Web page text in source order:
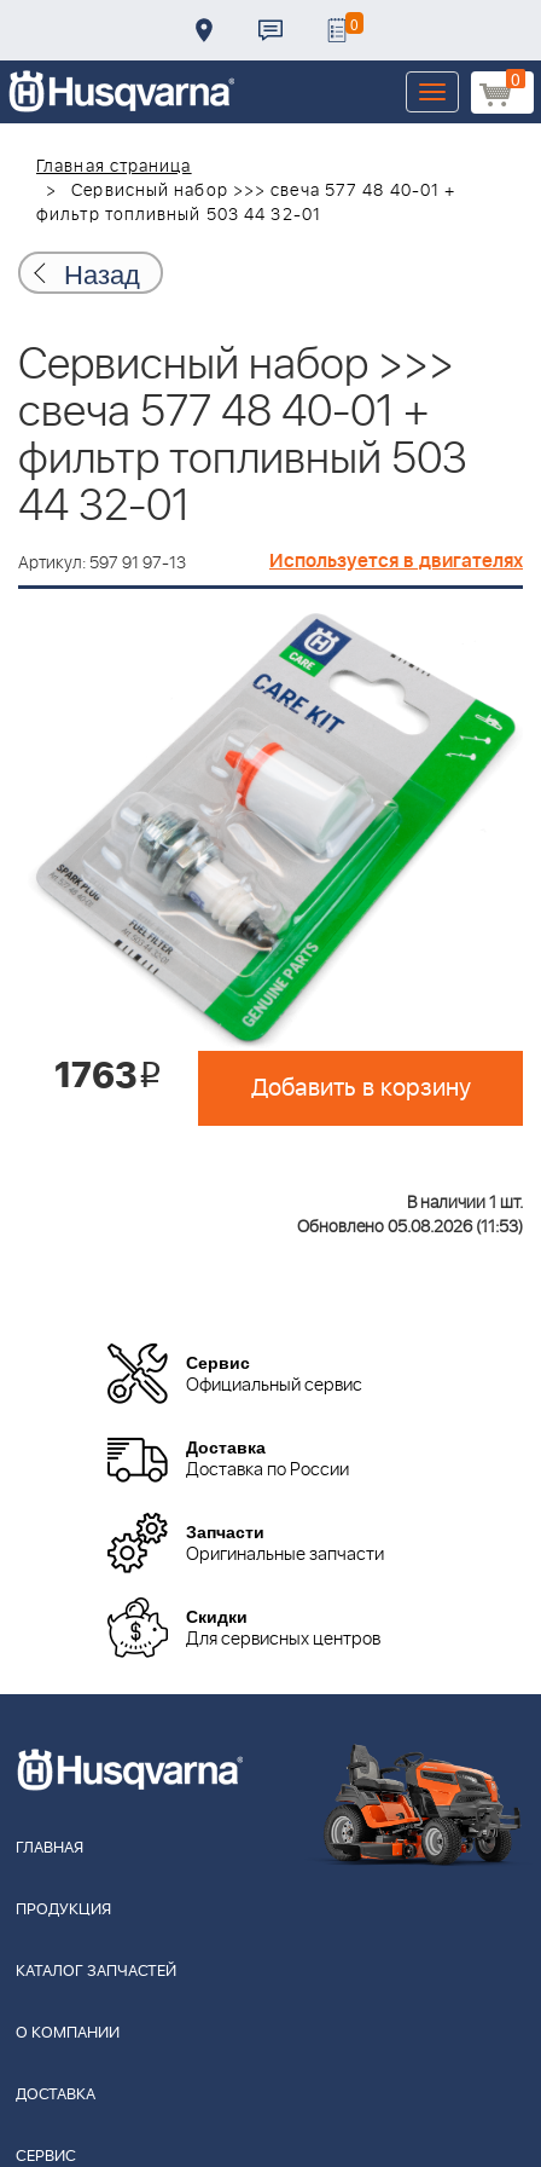
0
0
Toggle
navigation
Главная страница
Сервисный набор >>> свеча 577 48 40-01 +
фильтр топливный 503 44 32-01
Назад
Сервисный набор >>>
свеча 577 48 40-01 +
фильтр топливный 503
44 32-01
Артикул: 597 91 97-13 Используется в двигателях
1763i Добавить в корзину
В наличии 1 шт.
Обновлено 05.08.2026 (11:53)
Сервис
Официальный сервис
Доставка
Доставка по России
Запчасти
Оригинальные запчасти
Скидки
Для сервисных центров
ГЛАВНАЯ
ПРОДУКЦИЯ
КАТАЛОГ ЗАПЧАСТЕЙ
О КОМПАНИИ
ДОСТАВКА
СЕРВИС